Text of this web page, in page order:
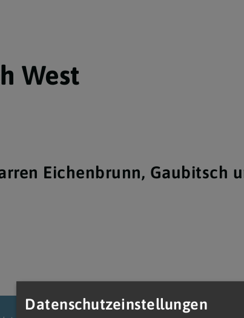
West
Eichenbrunn, Gaubitsch
Datenschutzeinstellungen